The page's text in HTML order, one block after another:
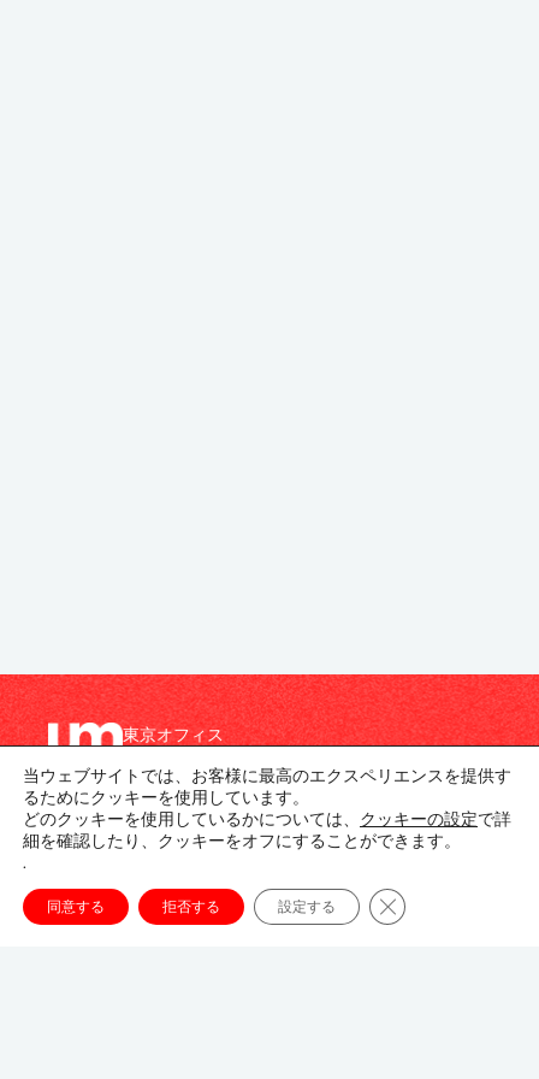
東京オフィス
東京都港区南青山1-1-1
新青山ビル東館 20階
tokyo_japan-contact@umww.com
当ウェブサイトでは、お客様に最高のエクスペリエンスを提供す
るためにクッキーを使用しています。
どのクッキーを使用しているかについては、 クッキーの設定で詳
細を確認したり、クッキーをオフにすることができます。
.
同意する 拒否する 設定する Close GDPR